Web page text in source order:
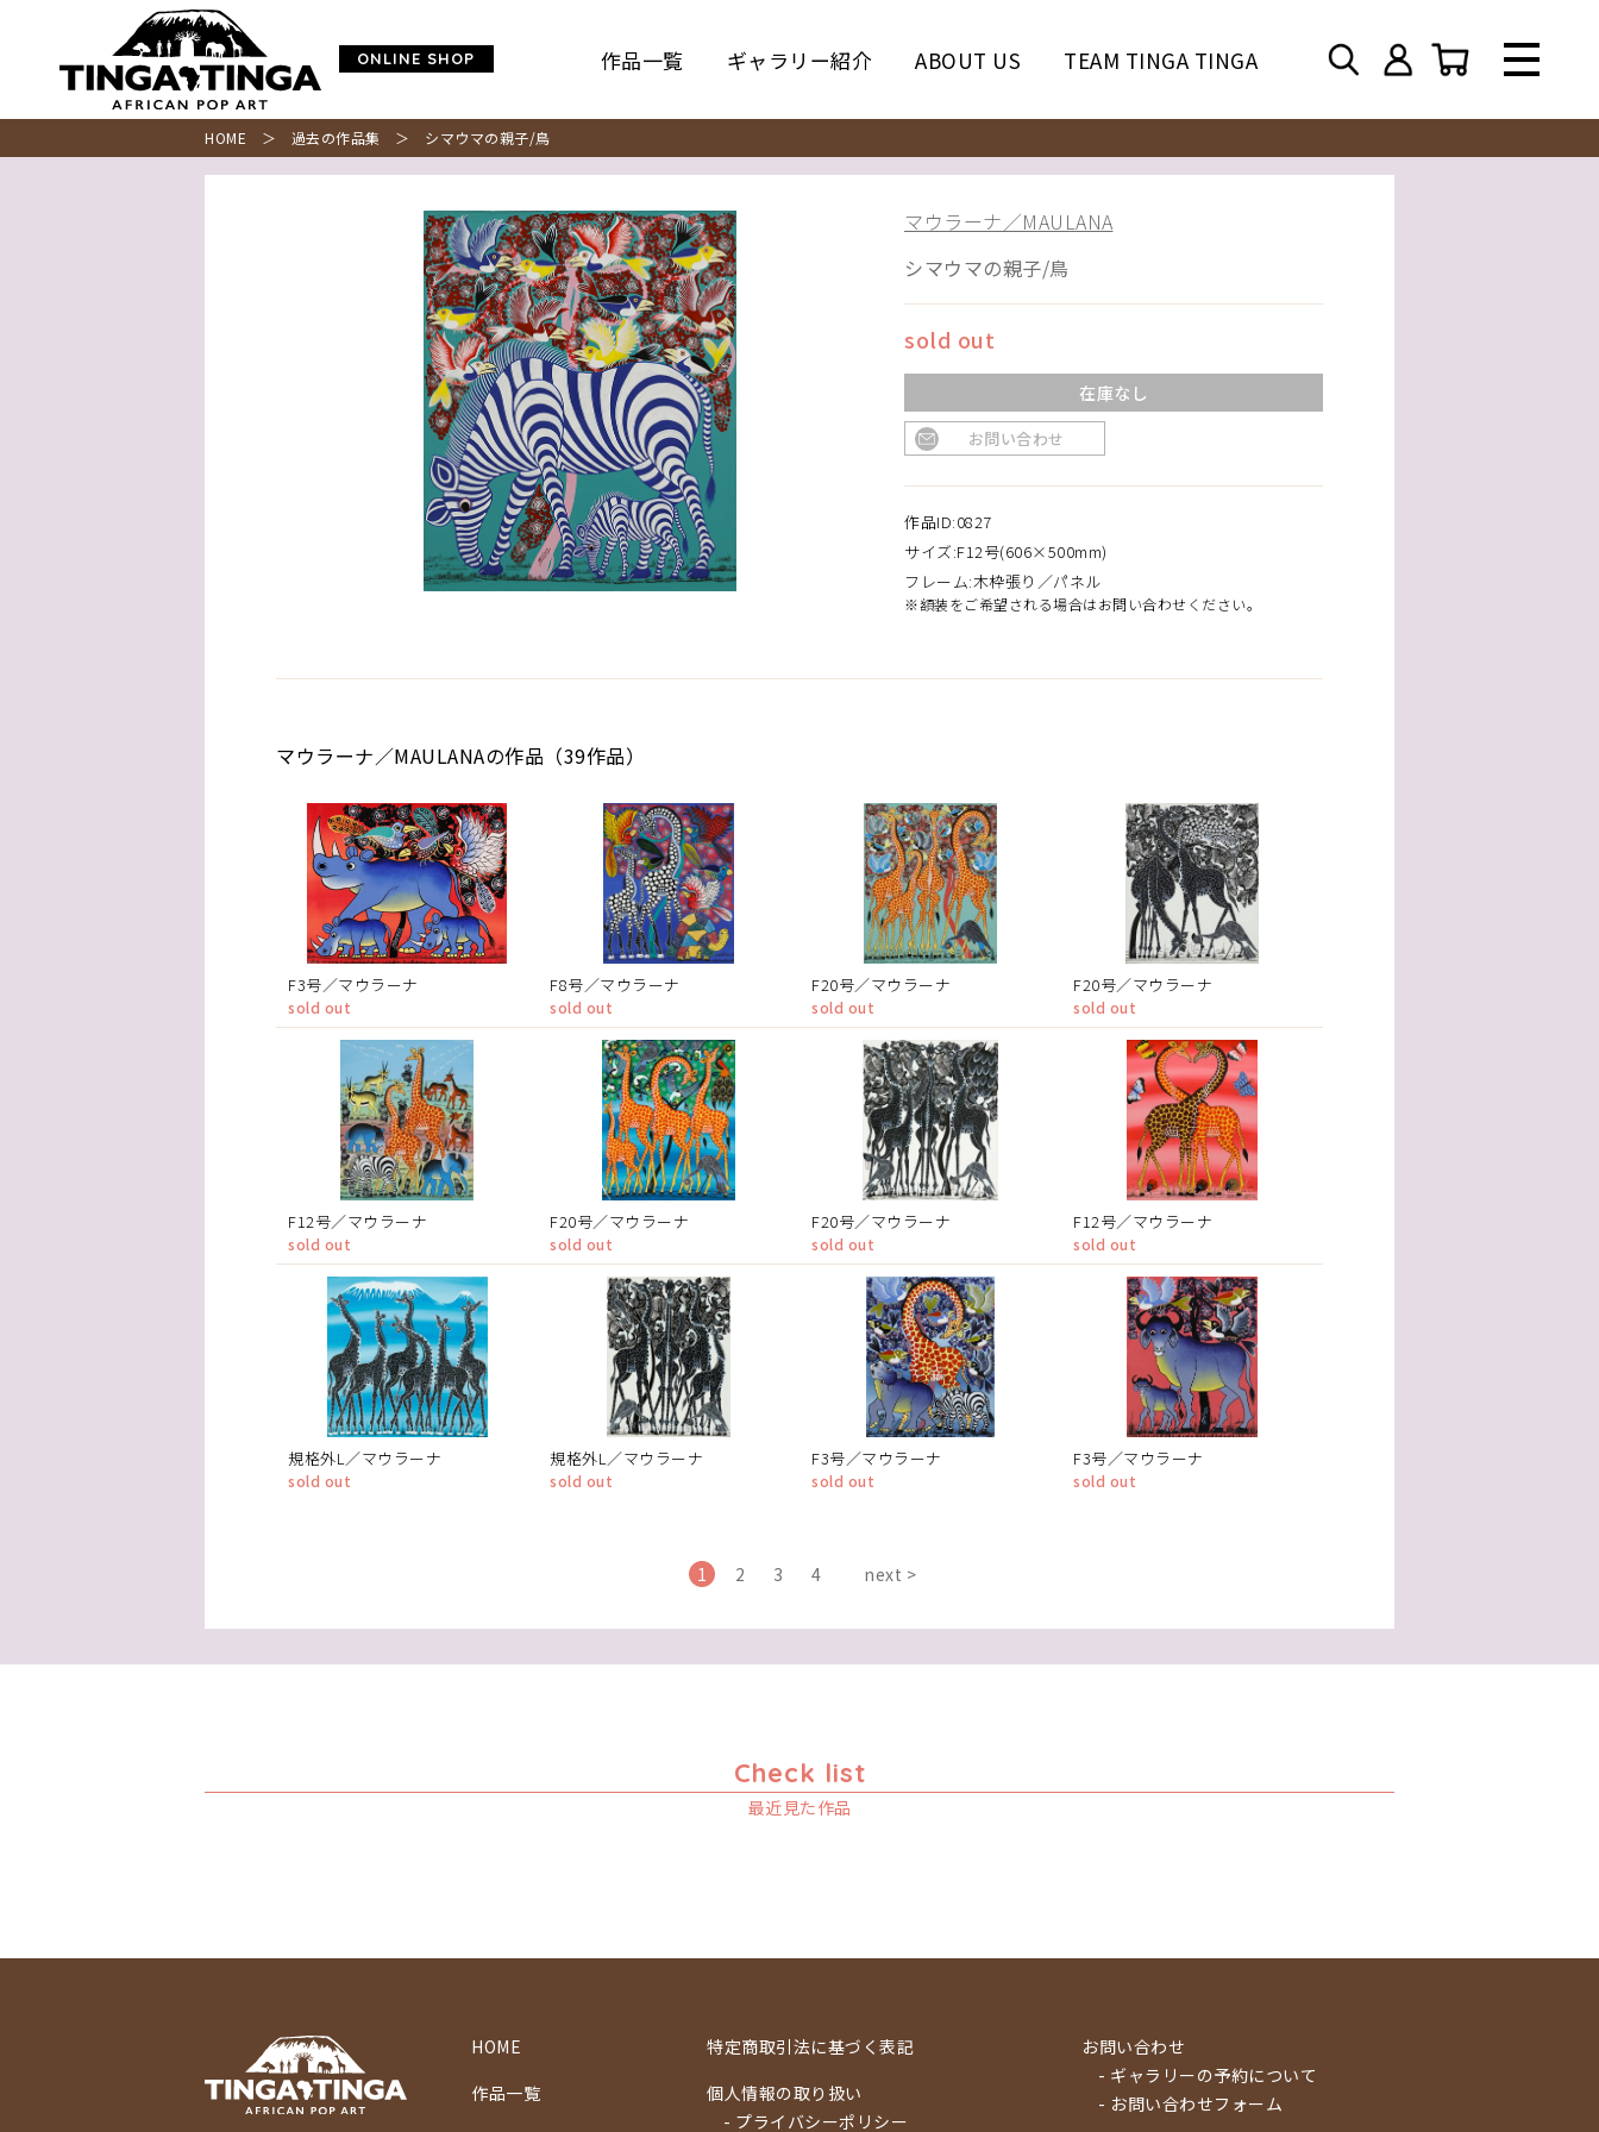
ONLINE SHOP 作品一覧 ギャラリー紹介 ABOUT US TEAM TINGA TINGA
HOME ＞ 過去の作品集 ＞ シマウマの親子/鳥
マウラーナ／MAULANA
シマウマの親子/鳥
sold out
在庫なし
お問い合わせ
作品ID:0827
サイズ:F12号(606×500mm)
フレーム:木枠張り／パネル
※額装をご希望される場合はお問い合わせください。
マウラーナ／MAULANAの作品（39作品）
F3号／マウラーナ
sold out
F8号／マウラーナ
sold out
F20号／マウラーナ
sold out
F20号／マウラーナ
sold out
F12号／マウラーナ
sold out
F20号／マウラーナ
sold out
F20号／マウラーナ
sold out
F12号／マウラーナ
sold out
規格外L／マウラーナ
sold out
規格外L／マウラーナ
sold out
F3号／マウラーナ
sold out
F3号／マウラーナ
sold out
1 2 3 4 next >
Check list
最近見た作品
HOME
作品一覧
特定商取引法に基づく表記
個人情報の取り扱い
- プライバシーポリシー
お問い合わせ
- ギャラリーの予約について
- お問い合わせフォーム